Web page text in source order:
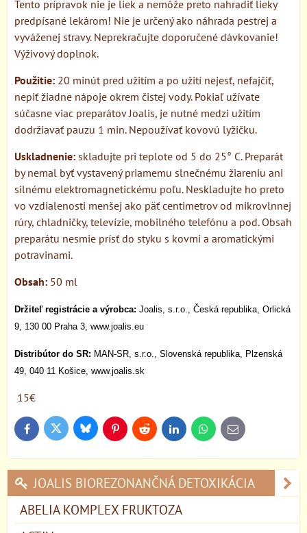
Tento prípravok nie je liek a nemôže preto nahradiť lieky
predpísané lekárom! Nie je určený ako náhrada pestrej a
vyváženej stravy. Neprekračujte doporučené dávkovanie!
Výživový doplnok.
Použitie: 20 minút pred užitím a po užití nejesť, nefajčiť,
nepiť žiadne nápoje okrem čistej vody. Pokiaľ užívate
súčasne viac preparátov Joalis, je nutné medzi užitím
dodržiavať pauzu 1 min. Nepoužívať kovovú lyžičku.
Uskladnenie: skladujte pri teplote od 5 do 25° C. Preparát
by nemal byť vystavený priamemu slnečnému žiareniu ani
silnému elektromagnetickému poľu. Neskladujte ho preto
vo vzdialenosti menšej ako päť centimetrov od mikrovlnnej
rúry, chladničky, televízie, mobilného telefónu a pod. Obsah
preparátu nesmie prísť do styku s kovmi a aromatickými
potravinami.
Obsah: 50 ml
Držiteľ registrácie a výrobca: Joalis, s.r.o., Česká republika, Orlická
9, 130 00 Praha 3, www.joalis.eu
Distribútor do SR: MAN-SR, s.r.o., Slovenská republika, Plzenská
49, 040 11 Košice, www.joalis.sk
15€
FacebookTwitter BlueskyPinterestReddit LinkedInWhatsApp
E-
mail
JOALIS BIOREZONANČNÁ DETOXIKÁCIA
ABELIA KOMPLEX FRUKTOZA